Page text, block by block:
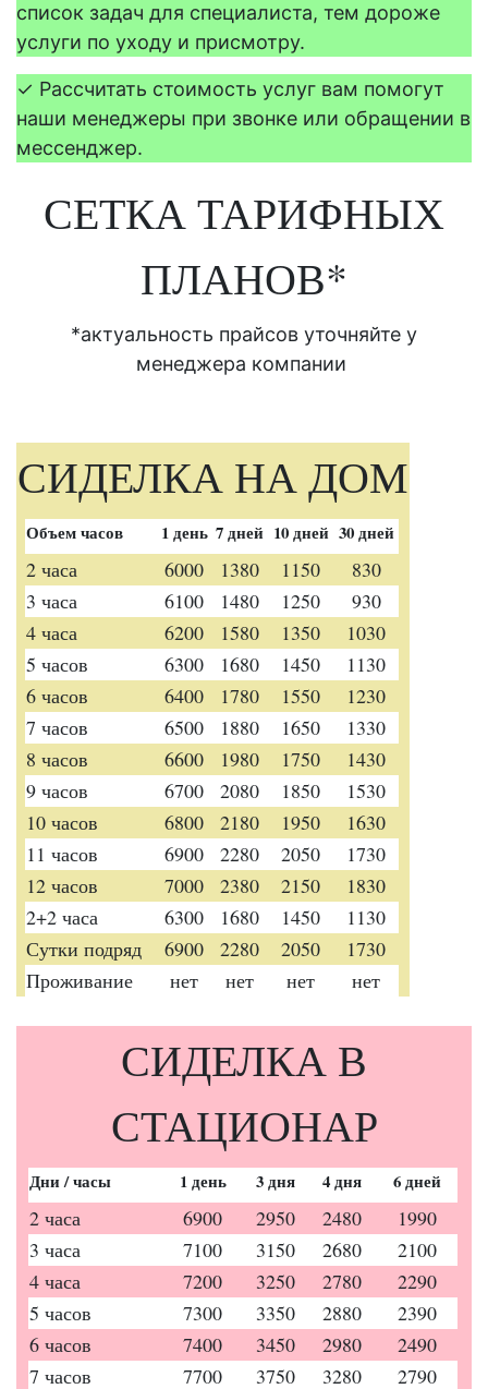
список задач для специалиста, тем дороже
услуги по уходу и присмотру.
✓ Рассчитать стоимость услуг вам помогут
наши менеджеры при звонке или обращении в
мессенджер.
СЕТКА ТАРИФНЫХ
ПЛАНОВ*
*актуальность прайсов уточняйте у
менеджера компании
СИДЕЛКА НА ДОМ
Объем часов 1 день 7 дней 10 дней 30 дней
2 часа 6000 1380 1150
830
3 часа
6100 1480 1250
930
4 часа
6200 1580 1350
1030
5 часов
6300 1680 1450
1130
6 часов
6400 1780 1550
1230
7 часов
6500 1880 1650
1330
8 часов
6600 1980 1750
1430
9 часов
6700 2080 1850
1530
10 часов
6800 2180 1950
1630
11 часов
6900 2280 2050
1730
12 часов
7000 2380 2150
1830
2+2 часа
6300 1680 1450
1130
Сутки подряд
6900 2280 2050
1730
Проживание
нет нет нет нет
СИДЕЛКА В
СТАЦИОНАР
Дни / часы 1 день 3 дня 4 дня 6 дней
2 часа 6900 2950 2480
1990
3 часа
7100 3150 2680
2100
4 часа
7200 3250 2780
2290
5 часов
7300 3350 2880
2390
6 часов
7400 3450 2980
2490
7 часов
7700 3750 3280 2790